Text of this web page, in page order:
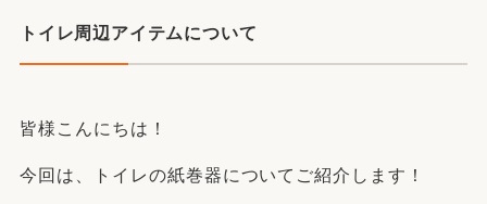
トイレ周辺アイテムについて
皆様こんにちは！
今回は、トイレの紙巻器についてご紹介します！